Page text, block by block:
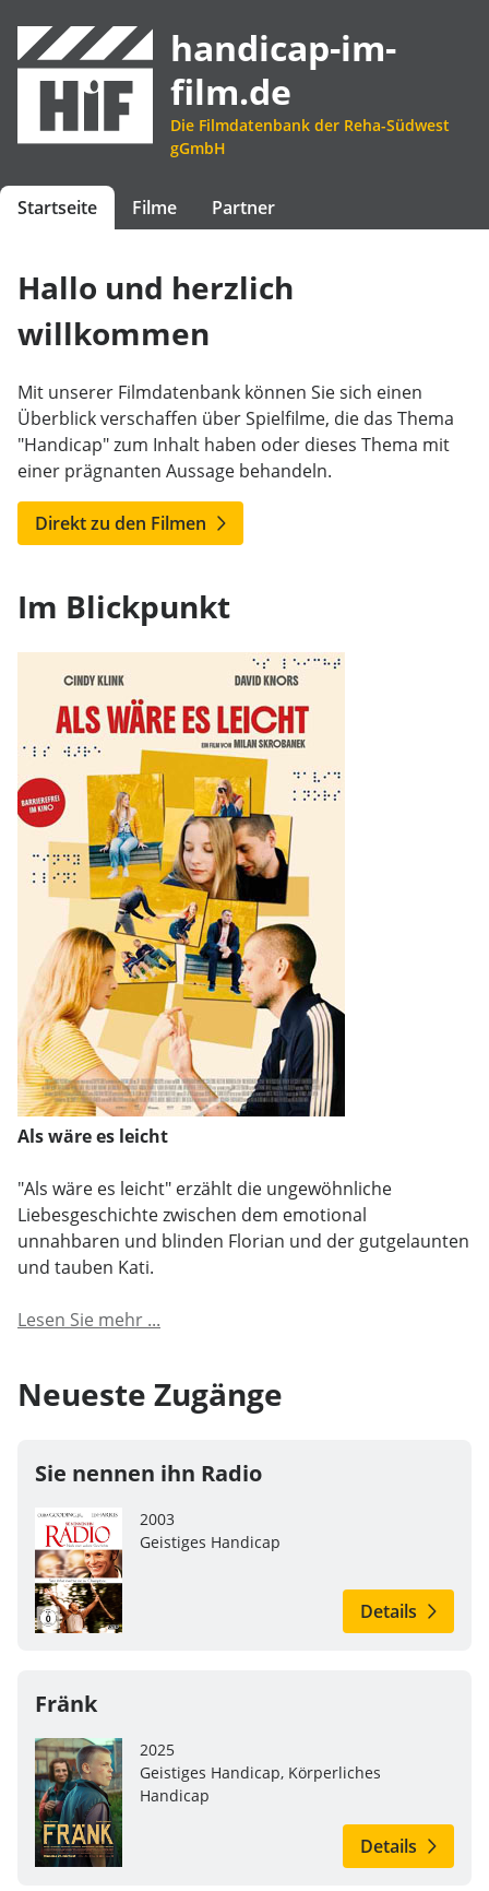
handicap-im-
film.de
Die Filmdatenbank der Reha-Südwest
gGmbH
Startseite Filme Partner
Hallo und herzlich
willkommen
Mit unserer Filmdatenbank können Sie sich einen
Überblick verschaffen über Spielfilme, die das Thema
"Handicap" zum Inhalt haben oder dieses Thema mit
einer prägnanten Aussage behandeln.
Direkt zu den Filmen
Im Blickpunkt
Als wäre es leicht
"Als wäre es leicht" erzählt die ungewöhnliche
Liebesgeschichte zwischen dem emotional
unnahbaren und blinden Florian und der gutgelaunten
und tauben Kati.
Lesen Sie mehr ...
Neueste Zugänge
Sie nennen ihn Radio
2003
Geistiges Handicap
Details
Fränk
2025
Geistiges Handicap, Körperliches
Handicap
Details